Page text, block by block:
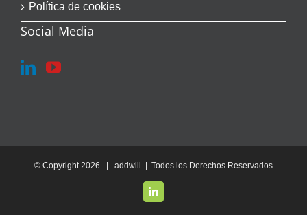
Política de cookies
Social Media
© Copyright2026 | addwill | Todos los Derechos Reservados
LinkedIn